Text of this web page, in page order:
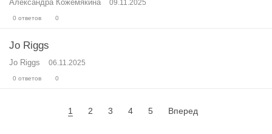
Александра Кожемякина 09.11.2025
0 ответов 0
Jo Riggs
Jo Riggs 06.11.2025
0 ответов 0
1 2 3 4 5 Вперед